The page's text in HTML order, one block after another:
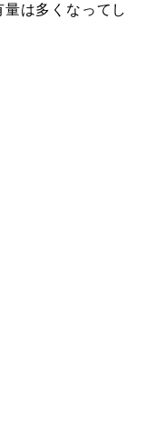
は多くなってし